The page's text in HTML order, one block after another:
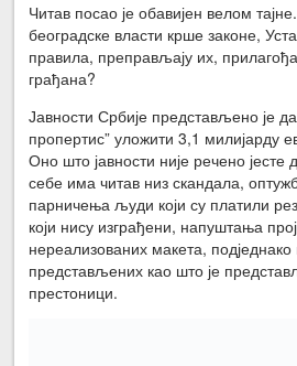
Читав посао је обавијен велом
београдске власти крше законе,
правила, преправљају их,
грађана?
Јавности Србије представљено је
пропертис” уложити 3,1 милијарду
Оно што јавности није речено јесте
себе има читав низ скандала,
парничења људи који су платили
који нису изграђени, напуштања
нереализованих макета,
представљених као што је
престоници.